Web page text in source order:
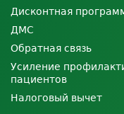
Дисконтная
ДМС
Обратная связь
Усиление
пациентов
Налоговый вычет